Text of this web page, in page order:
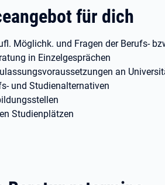
für dich
Möglichk. und Fragen der Berufs-
in Einzelgesprächen
an
und Studienalternativen
Studienplätzen